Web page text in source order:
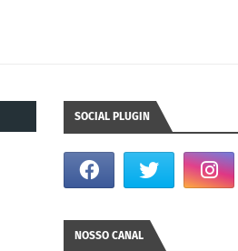
SOCIAL PLUGIN
NOSSO CANAL